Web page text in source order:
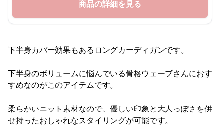
商品の詳細を見る
下半身カバー効果もあるロングカーディガンです。
下半身のボリュームに悩んでいる骨格ウェーブさんにおす
すめなのがこのアイテムです。
柔らかいニット素材なので、優しい印象と大人っぽさを併
せ持ったおしゃれなスタイリングが可能です。